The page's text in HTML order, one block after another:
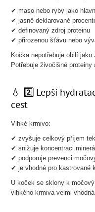
✔ maso nebo ryby jako
✔ jasně deklarované
✔ definovaný zdroj proteinu
✔ přirozenou šťávu nebo
Kočka nepotřebuje obilí jako
Potřebuje živočišné proteiny
💧 2️⃣ Lepší
cest
Vlhké krmivo:
✔ zvyšuje celkový příjem
✔ snižuje koncentraci
✔ podporuje prevenci
✔ je vhodné pro kastrované
U koček se sklony k
vlhkého krmiva velmi